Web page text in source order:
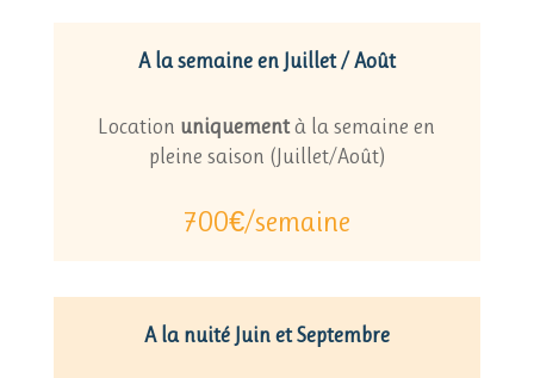
A la semaine en Juillet / Août
Location uniquement à la semaine en
pleine saison (Juillet/Août)
700€/semaine
A la nuité Juin et Septembre